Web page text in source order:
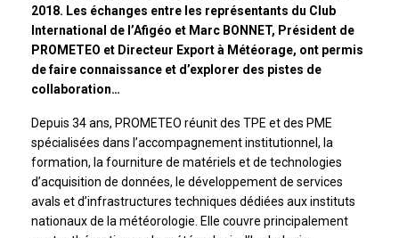
2018. Les échanges entre les représentants du Club
International de l’Afigéo et Marc BONNET, Président de
PROMETEO et Directeur Export à Météorage, ont permis
de faire connaissance et d’explorer des pistes de
collaboration…
Depuis 34 ans, PROMETEO réunit des TPE et des PME
spécialisées dans l’accompagnement institutionnel, la
formation, la fourniture de matériels et de technologies
d’acquisition de données, le développement de services
avals et d’infrastructures techniques dédiées aux instituts
nationaux de la météorologie. Elle couvre principalement